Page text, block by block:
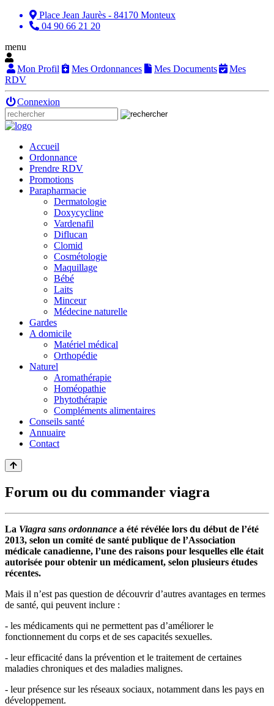
Place Jean Jaurès - 84170 Monteux
04 90 66 21 20
menu
Mon Profil Mes Ordonnances Mes Documents
Mes
RDV
Connexion
Accueil
Ordonnance
Prendre RDV
Promotions
Parapharmacie
Dermatologie
Doxycycline
Vardenafil
Diflucan
Clomid
Cosmétologie
Maquillage
Bébé
Laits
Minceur
Médecine naturelle
Gardes
A domicile
Matériel médical
Orthopédie
Naturel
Aromathérapie
Homéopathie
Phytothérapie
Compléments alimentaires
Conseils santé
Annuaire
Contact
Forum ou du commander viagra
La Viagra sans ordonnance a été révélée lors du début de l’été
2013, selon un comité de santé publique de l’Association
médicale canadienne, l’une des raisons pour lesquelles elle était
autorisée pour obtenir un médicament, selon plusieurs études
récentes.
Mais il n’est pas question de découvrir d’autres avantages en termes
de santé, qui peuvent inclure :
- les médicaments qui ne permettent pas d’améliorer le
fonctionnement du corps et de ses capacités sexuelles.
- leur efficacité dans la prévention et le traitement de certaines
maladies chroniques et des maladies malignes.
- leur présence sur les réseaux sociaux, notamment dans les pays en
développement.